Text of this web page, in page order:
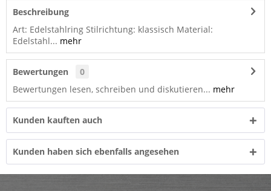
Beschreibung
Art: Edelstahlring Stilrichtung: klassisch Material:
Edelstahl... mehr
Bewertungen
0
Bewertungen lesen, schreiben und diskutieren... mehr
Kunden kauften auch
Kunden haben sich ebenfalls angesehen